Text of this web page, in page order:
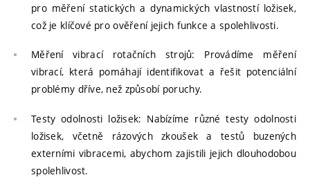
pro měření statických a dynamických vlastností ložisek,
což je klíčové pro ověření jejich funkce a spolehlivosti.
Měření vibrací rotačních strojů: Provádíme měření
vibrací, která pomáhají identifikovat a řešit potenciální
problémy dříve, než způsobí poruchy.
Testy odolnosti ložisek: Nabízíme různé testy odolnosti
ložisek, včetně rázových zkoušek a testů buzených
externími vibracemi, abychom zajistili jejich dlouhodobou
spolehlivost.